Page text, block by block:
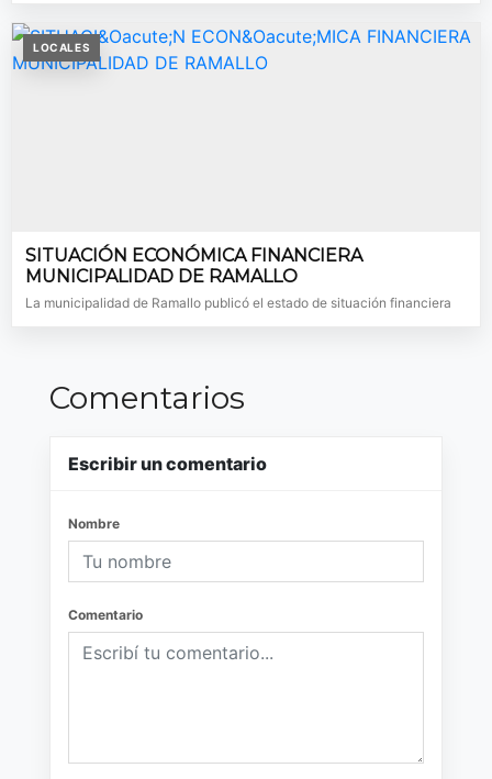
LOCALES
SITUACIÓN ECONÓMICA FINANCIERA
MUNICIPALIDAD DE RAMALLO
La municipalidad de Ramallo publicó el estado de situación financiera
Comentarios
Escribir un comentario
Nombre
Comentario